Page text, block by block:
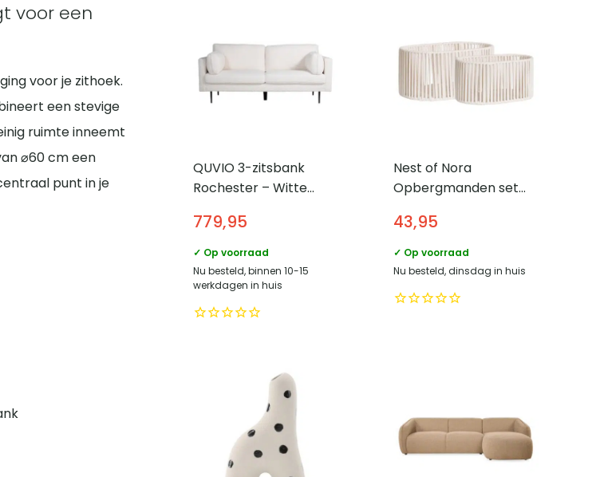
voor een
voor je zithoek.
een stevige
ruimte inneemt
⌀60 cm een
punt in je
QUVIO 3-zitsbank
Rochester – Witte
Scandinavisch design –
Zwarte metalen poten
779,95
✓ Op voorraad
Nu besteld, binnen 10-15
werkdagen in huis
Nest of Nora
Opbergmanden set
en metaal – Off-White
43,95
✓ Op voorraad
Nu besteld, dinsdag in huis